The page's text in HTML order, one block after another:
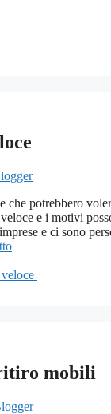
che potrebbero
e i motivi
e ci sono
mobili